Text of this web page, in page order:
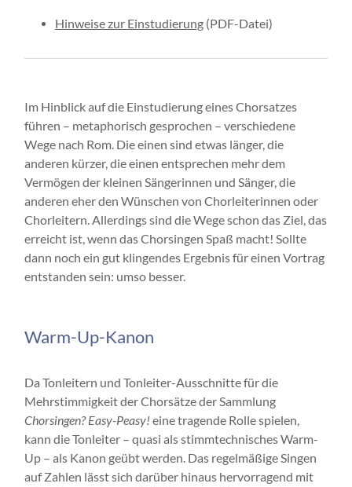
Hinweise zur Einstudierung(PDF-Datei)
Im Hinblick auf die Einstudierung eines Chorsatzes
führen – metaphorisch gesprochen – verschiedene
Wege nach Rom. Die einen sind etwas länger, die
anderen kürzer, die einen entsprechen mehr dem
Vermögen der kleinen Sängerinnen und Sänger, die
anderen eher den Wün­schen von Chorleiterinnen oder
Chorleitern. Allerdings sind die Wege schon das Ziel, das
er­reicht ist, wenn das Chorsingen Spaß macht! Sollte
dann noch ein gut klingendes Ergebnis für einen Vortrag
entstanden sein: umso besser.
Warm-Up-Kanon
Da Tonleitern und Tonleiter-Ausschnitte für die
Mehrstimmigkeit der Chorsätze der Sammlung
Chorsingen? Easy-Peasy! eine tragende Rolle spielen,
kann die Tonleiter – quasi als stimmtechnisches Warm-
Up – als Kanon geübt werden. Das regelmäßige Singen
auf Zahlen lässt sich darüber hinaus hervorragend mit